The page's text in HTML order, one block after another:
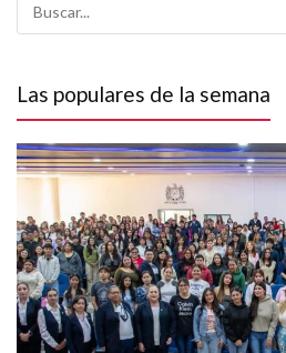
Las populares de la semana